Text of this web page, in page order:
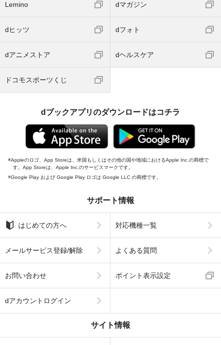
Lemino dマガジン
dヒッツ dフォト
dアニメストア dヘルスケア
ドコモスポーツくじ
dブックアプリのダウンロードはコチラ
Appleのロゴ、App Storeは、米国もしくはその他の国や地域におけるApple Inc.の商標で
す。App Storeは、Apple Inc.のサービスマークです。
Google Play および Google Play ロゴは Google LLC の商標です。
サポート情報
はじめての方へ 対応機種一覧
メールサービス登録/解除 よくある質問
お問い合わせ ポイント表示設定
dアカウントログイン
サイト情報